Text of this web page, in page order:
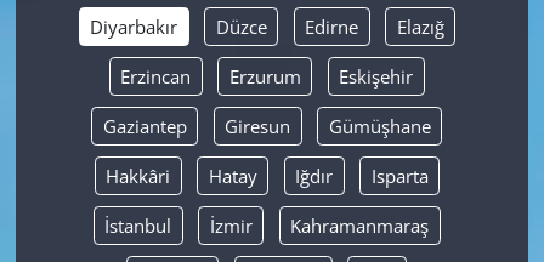
Diyarbakır Düzce Edirne Elazığ
Erzincan Erzurum Eskişehir
Gaziantep Giresun Gümüşhane
Hakkâri Hatay Iğdır Isparta
İstanbul İzmir Kahramanmaraş